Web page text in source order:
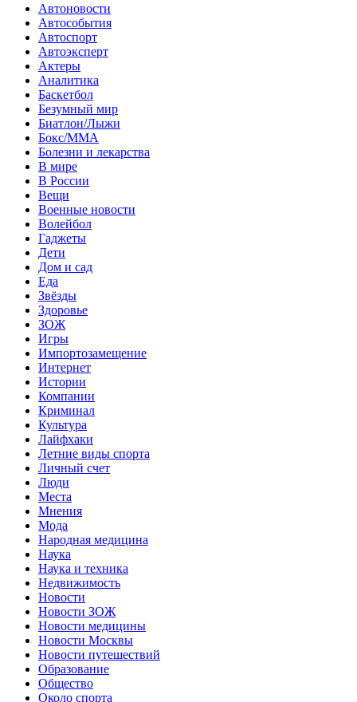
Автоновости
Автособытия
Автоспорт
Автоэксперт
Актеры
Аналитика
Баскетбол
Безумный мир
Биатлон/Лыжи
Бокс/MMA
Болезни и лекарства
В мире
В России
Вещи
Военные новости
Волейбол
Гаджеты
Дети
Дом и сад
Еда
Звёзды
Здоровье
ЗОЖ
Игры
Импортозамещение
Интернет
Истории
Компании
Криминал
Культура
Лайфхаки
Летние виды спорта
Личный счет
Люди
Места
Мнения
Мода
Народная медицина
Наука
Наука и техника
Недвижимость
Новости
Новости ЗОЖ
Новости медицины
Новости Москвы
Новости путешествий
Образование
Общество
Около спорта